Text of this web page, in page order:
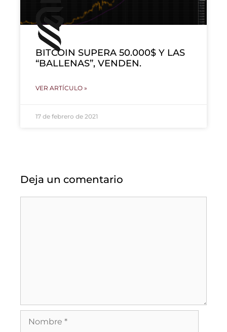
BITCOIN SUPERA 50.000$ Y LAS
“BALLENAS”, VENDEN.
VER ARTÍCULO »
17 de febrero de 2021
Deja un comentario